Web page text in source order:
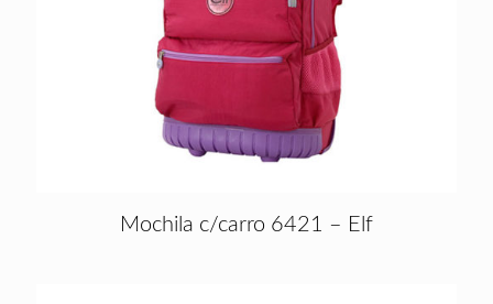
Mochila c/carro 6421 – Elf